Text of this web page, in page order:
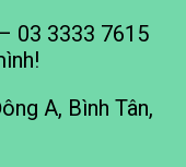
03 3333 7615
A, Bình Tân,